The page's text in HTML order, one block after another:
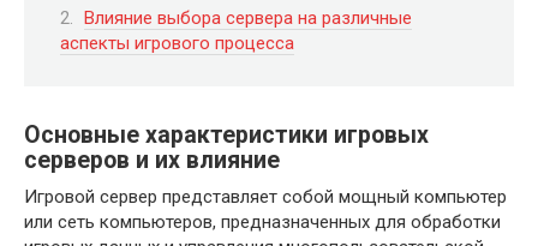
Влияние выбора сервера на различные
аспекты игрового процесса
Основные характеристики игровых
серверов и их влияние
Игровой сервер представляет собой мощный компьютер
или сеть компьютеров, предназначенных для обработки